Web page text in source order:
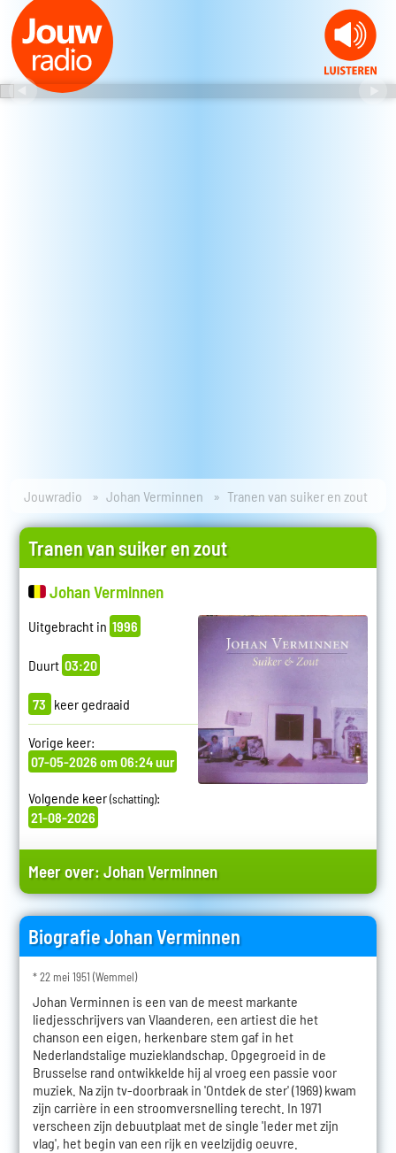
Jouwradio Johan Verminnen Tranen van suiker en zout
Tranen van suiker en zout
Johan Verminnen
Uitgebracht in 1996
Duurt 03:20
73 keer gedraaid
Vorige keer:
07-05-2026 om 06:24 uur
Volgende keer(schatting):
21-08-2026
Meer over:Johan Verminnen
Biografie Johan Verminnen
* 22 mei 1951 (Wemmel)
Johan Verminnen is een van de meest markante
liedjesschrijvers van Vlaanderen, een artiest die het
chanson een eigen, herkenbare stem gaf in het
Nederlandstalige muzieklandschap. Opgegroeid in de
Brusselse rand ontwikkelde hij al vroeg een passie voor
muziek. Na zijn tv-doorbraak in 'Ontdek de ster' (1969) kwam
zijn carrière in een stroomversnelling terecht. In 1971
verscheen zijn debuutplaat met de single 'Ieder met zijn
vlag', het begin van een rijk en veelzijdig oeuvre.